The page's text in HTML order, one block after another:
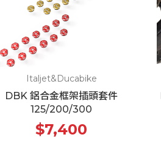
Italjet&Ducabike
DBK 鋁合金框架插頭套件
125/200/300
$7,400